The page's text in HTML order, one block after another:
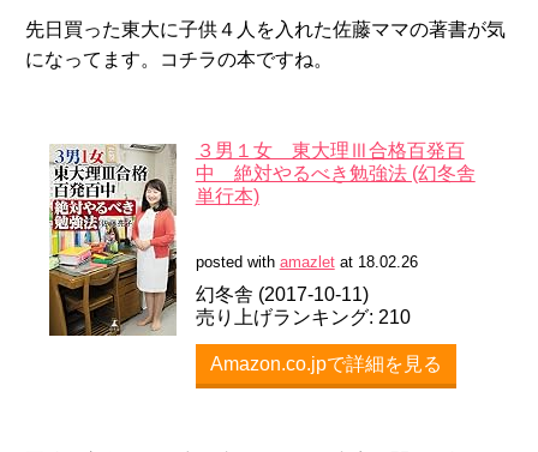
先日買った東大に子供４人を入れた佐藤ママの著書が気
になってます。コチラの本ですね。
３男１女 東大理Ⅲ合格百発百
中 絶対やるべき勉強法 (幻冬舎
単行本)
posted with amazletat 18.02.26
幻冬舎 (2017-10-11)
売り上げランキング: 210
Amazon.co.jpで詳細を見る